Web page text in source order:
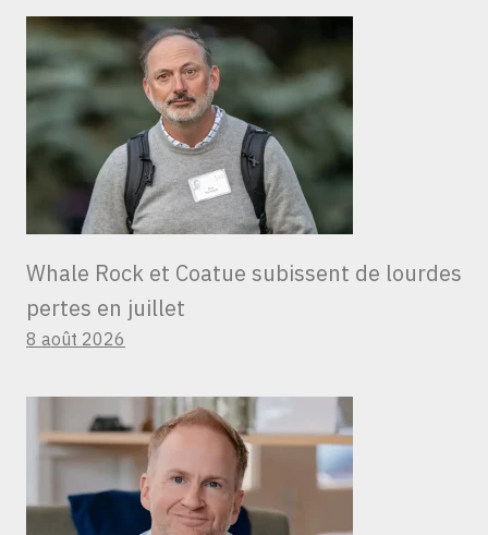
Whale Rock et Coatue subissent de lourdes
pertes en juillet
8 août 2026